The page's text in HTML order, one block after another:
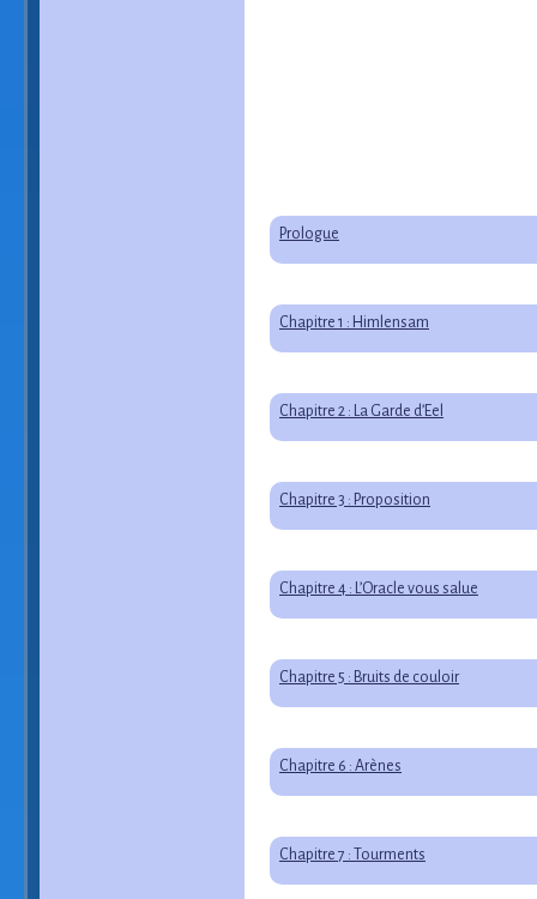
Prologue
Chapitre 1 : Himlensam
Chapitre 2 : La Garde d’Eel
Chapitre 3 : Proposition
Chapitre 4 : L’Oracle vous salue
Chapitre 5 : Bruits de couloir
Chapitre 6 : Arènes
Chapitre 7 : Tourments